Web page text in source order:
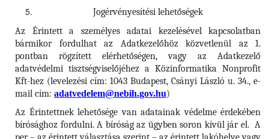
Jogérvényesítési lehetőségek
Az Érintett a személyes adatai kezelésével kapcsolatban
bármikor fordulhat az Adatkezelőhöz közvetlenül az 1.
pontban rögzített elérhetőségen, vagy az Adatkezelő
adatvédelmi tisztségviselőjéhez a Közinformatika Nonprofit
Kft-hez (levelezési cím: 1043 Budapest, Csányi László u. 34., e-
mail cím: adatvedelem@nebih.gov.hu)
Az Érintettnek lehetősége van adatainak védelme érdekében
bírósághoz fordulni. A bíróság az ügyben soron kívül jár el. A